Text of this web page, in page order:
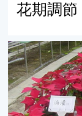
花期調節
營養生長